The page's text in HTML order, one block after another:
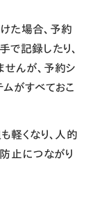
た場合、予約
で記録したり、
せんが、予約シ
がすべておこ
軽くなり、人的
止につながり